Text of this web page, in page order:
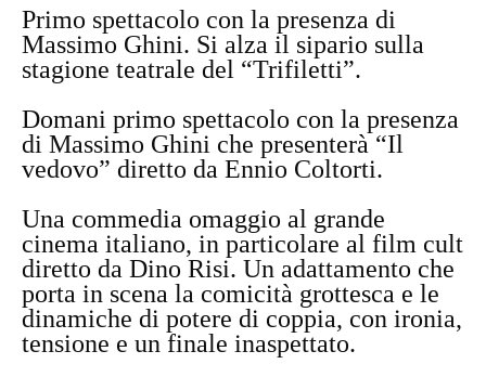
Primo spettacolo con la presenza di
Massimo Ghini. Si alza il sipario sulla
stagione teatrale del “Trifiletti”.
Domani primo spettacolo con la presenza
di Massimo Ghini che presenterà “Il
vedovo” diretto da Ennio Coltorti.
Una commedia omaggio al grande
cinema italiano, in particolare al film cult
diretto da Dino Risi. Un adattamento che
porta in scena la comicità grottesca e le
dinamiche di potere di coppia, con ironia,
tensione e un finale inaspettato.